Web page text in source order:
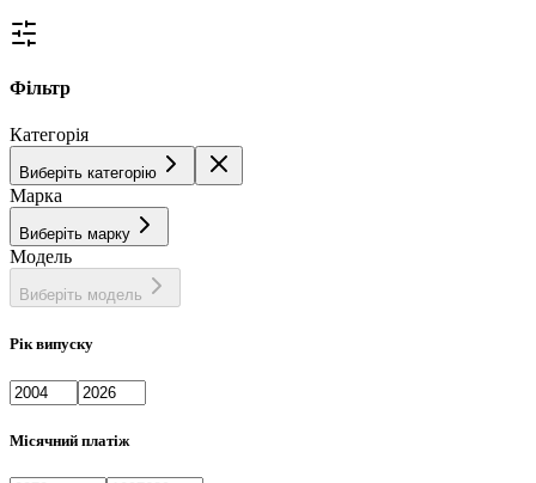
Фільтр
Категорія
Виберіть категорію
Марка
Виберіть марку
Модель
Виберіть модель
Рік випуску
Місячний платіж